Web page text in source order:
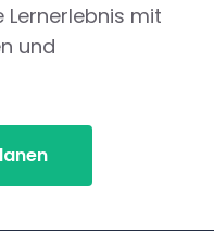
Lernerlebnis mit
und